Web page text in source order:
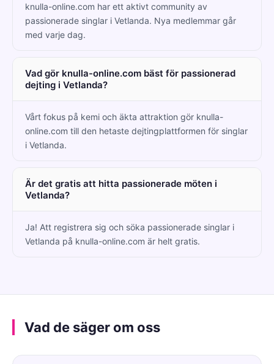
knulla-online.com har ett aktivt community av
passionerade singlar i Vetlanda. Nya medlemmar går
med varje dag.
Vad gör knulla-online.com bäst för passionerad
dejting i Vetlanda?
Vårt fokus på kemi och äkta attraktion gör knulla-
online.com till den hetaste dejtingplattformen för singlar
i Vetlanda.
Är det gratis att hitta passionerade möten i
Vetlanda?
Ja! Att registrera sig och söka passionerade singlar i
Vetlanda på knulla-online.com är helt gratis.
Vad de säger om oss